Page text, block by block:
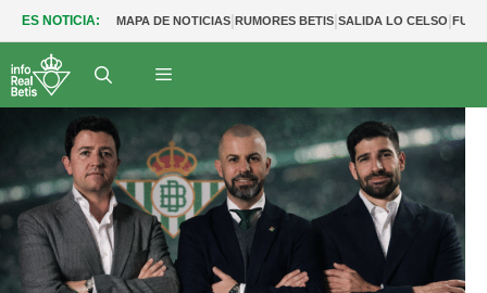
ES NOTICIA: MAPA DE NOTICIAS|RUMORES BETIS|SALIDA LO CELSO|